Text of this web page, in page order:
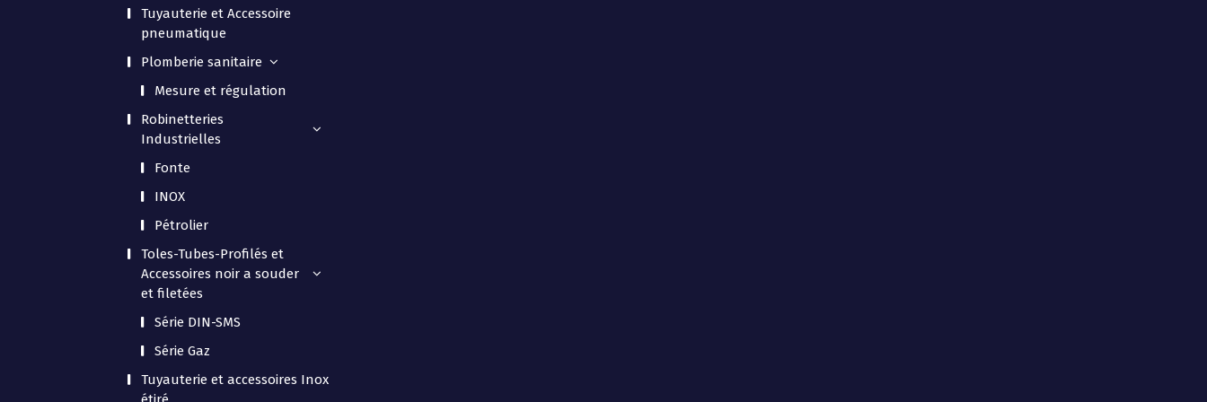
Tuyauterie et Accessoire
pneumatique
Plomberie sanitaire
Mesure et régulation
Robinetteries
Industrielles
Fonte
INOX
Pétrolier
Toles-Tubes-Profilés et
Accessoires noir a souder
et filetées
Série DIN-SMS
Série Gaz
Tuyauterie et accessoires Inox